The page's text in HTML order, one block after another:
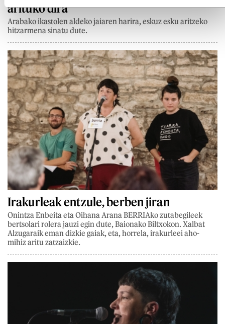
arituko dira
Arabako ikastolen aldeko jaiaren harira, eskuz esku aritzeko
hitzarmena sinatu dute.
Irakurleak entzule, berben jiran
Onintza Enbeita eta Oihana Arana BERRIAko zutabegileek
bertsolari rolera jauzi egin dute, Baionako Biltxokon. Xalbat
Alzugaraik eman dizkie gaiak, eta, horrela, irakurleei aho-
mihiz aritu zatzaizkie.